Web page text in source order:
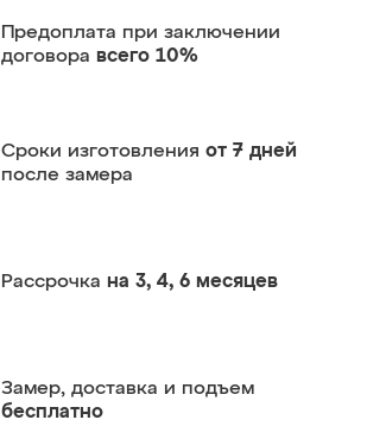
Предоплата при заключении
договора всего 10%
Сроки изготовления от 7 дней
после замера
Рассрочка на 3, 4, 6 месяцев
Замер, доставка и подъем
бесплатно